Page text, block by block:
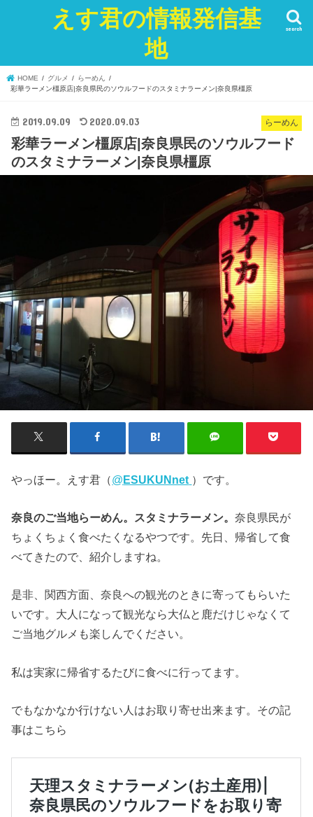
えす君の情報発信基
地
search
HOME グルメ
らーめん
彩華ラーメン橿原店|奈良県民のソウルフードのスタミナラーメン|奈良県橿原
らーめん
2019.09.09 2020.09.03
彩華ラーメン橿原店|奈良県民のソウルフード
のスタミナラーメン|奈良県橿原
やっほー。えす君（@ESUKUNnet ）です。
奈良のご当地らーめん。スタミナラーメン。奈良県民が
ちょくちょく食べたくなるやつです。先日、帰省して食
べてきたので、紹介しますね。
是非、関西方面、奈良への観光のときに寄ってもらいた
いです。大人になって観光なら大仏と鹿だけじゃなくて
ご当地グルメも楽しんでください。
私は実家に帰省するたびに食べに行ってます。
でもなかなか行けない人はお取り寄せ出来ます。その記
事はこちら